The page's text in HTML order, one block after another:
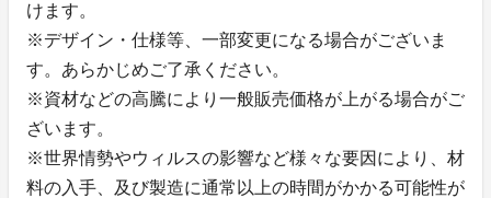
けます。
※デザイン・仕様等、一部変更になる場合がございま
す。あらかじめご了承ください。
※資材などの高騰により一般販売価格が上がる場合がご
ざいます。
※世界情勢やウィルスの影響など様々な要因により、材
料の入手、及び製造に通常以上の時間がかかる可能性が